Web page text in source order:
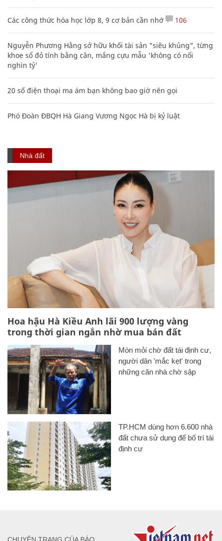
Các công thức hóa học lớp 8, 9 cơ bản cần nhớ 106
Nguyễn Phương Hằng sở hữu khối tài sản "siêu khủng", từng
khoe sổ đỏ tính bằng cân, mắng cựu mẫu 'không có nổi
nghìn tỷ'
20 số điện thoại ma ám bạn không bao giờ nên gọi
Phó Đoàn ĐBQH Hà Giang Vương Ngọc Hà bị kỷ luật
Nhà đất
Hoa hậu Hà Kiều Anh lãi 900 lượng vàng
trong thời gian ngắn nhờ mua bán đất
Mòn mỏi chờ đất tái định cư,
người dân 'mắc kẹt' trong
những căn nhà chờ sập
TP.HCM dùng hơn 6.600 nhà
đất chưa sử dụng để bố trí tái
định cư